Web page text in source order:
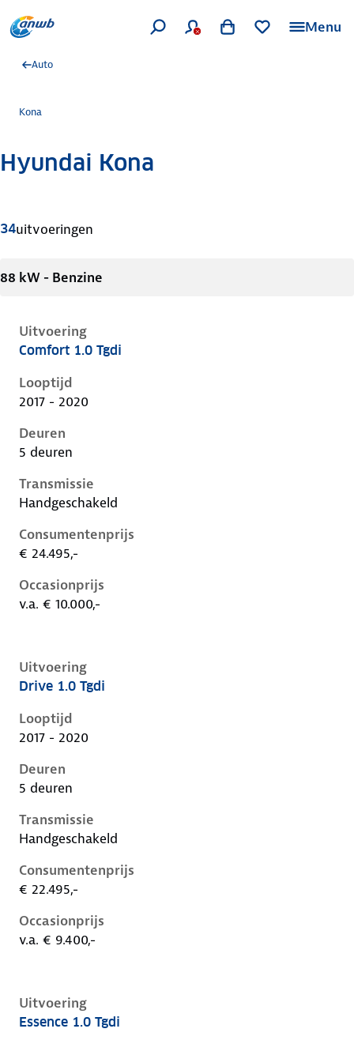
Menu
Auto
Kona
Hyundai Kona
34uitvoeringen
88 kW - Benzine
Uitvoering
Hyundai Kona i, 1.0 tgdi, 88 kW, Benzine, 5 deuren
Comfort 1.0 Tgdi
Looptijd
2017 - 2020
Deuren
5 deuren
Transmissie
Handgeschakeld
Consumentenprijs
€ 24.495,-
Occasionprijs
v.a. € 10.000,-
Uitvoering
Hyundai Kona i, 1.0 tgdi, 88 kW, Benzine, 5 deuren
Drive 1.0 Tgdi
Looptijd
2017 - 2020
Deuren
5 deuren
Transmissie
Handgeschakeld
Consumentenprijs
€ 22.495,-
Occasionprijs
v.a. € 9.400,-
Uitvoering
Hyundai Kona i, 1.0 tgdi, 88 kW, Benzine, 5 deuren
Essence 1.0 Tgdi